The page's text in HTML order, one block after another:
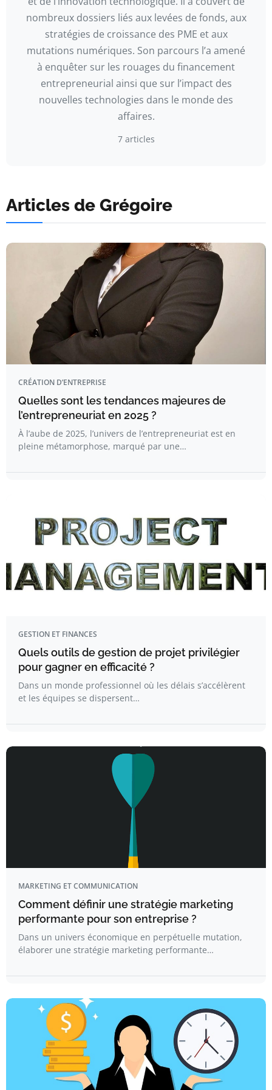
nombreux dossiers liés aux levées de fonds, aux
stratégies de croissance des PME et aux
mutations numériques. Son parcours l’a amené
à enquêter sur les rouages du financement
entrepreneurial ainsi que sur l’impact des
nouvelles technologies dans le monde des
affaires.
7 articles
Articles de Grégoire
CRÉATION D’ENTREPRISE
Quelles sont les tendances majeures de
l’entrepreneuriat en 2025 ?
À l’aube de 2025, l’univers de l’entrepreneuriat est en
pleine métamorphose, marqué par une…
GESTION ET FINANCES
Quels outils de gestion de projet privilégier
pour gagner en efficacité ?
Dans un monde professionnel où les délais s’accélèrent
et les équipes se dispersent…
MARKETING ET COMMUNICATION
Comment définir une stratégie marketing
performante pour son entreprise ?
Dans un univers économique en perpétuelle mutation,
élaborer une stratégie marketing performante…